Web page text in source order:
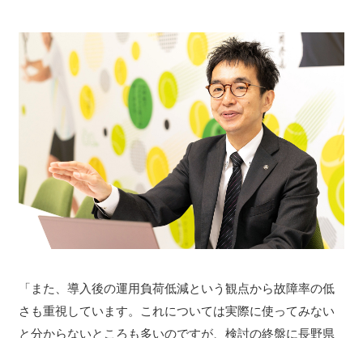
「また、導入後の運用負荷低減という観点から故障率の低
さも重視しています。これについては実際に使ってみない
と分からないところも多いのですが、検討の終盤に長野県